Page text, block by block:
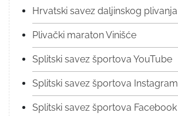
Hrvatski savez daljinskog plivanja
Plivački maraton Vinišće
Splitski savez športova YouTube
Splitski savez športova Instagram
Splitski savez športova Facebook